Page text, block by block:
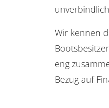
Wir kennen
eng
Bezug auf